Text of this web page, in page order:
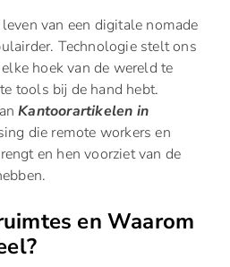
van een digitale nomade
Technologie stelt ons
hoek van de wereld te
tools bij de hand hebt.
Kantoorartikelen in
die remote workers en
en hen voorziet van de
en Waarom